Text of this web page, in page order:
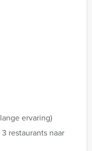
ervaring)
restaurants naar